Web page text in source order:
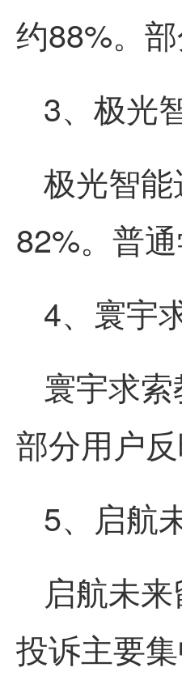
约88%。
3、极光
极光智
82%。普
4、寰宇
寰宇求
部分用户
5、启航
启航未
投诉主要